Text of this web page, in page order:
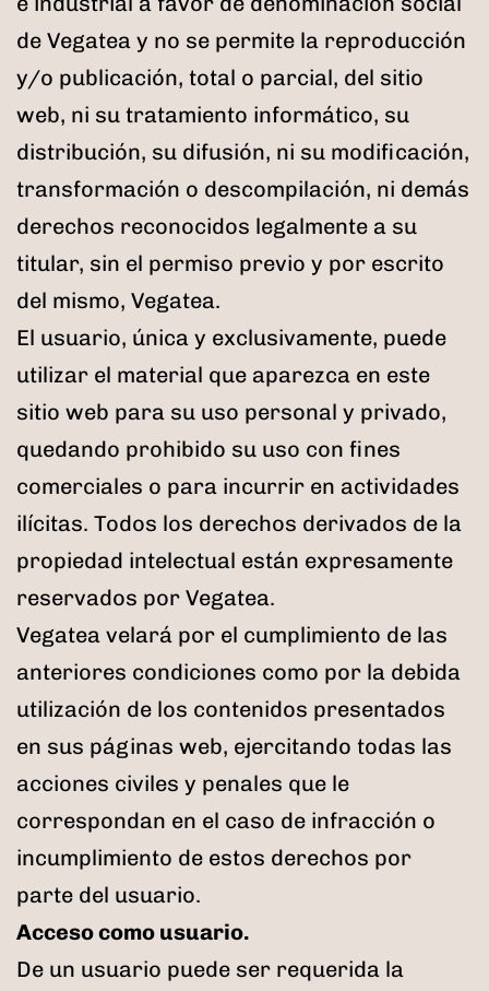
de Vegatea y no se permite la reproducción
y/o publicación, total o parcial, del sitio
web, ni su tratamiento informático, su
distribución, su difusión, ni su modificación,
transformación o descompilación, ni demás
derechos reconocidos legalmente a su
titular, sin el permiso previo y por escrito
del mismo, Vegatea.
El usuario, única y exclusivamente, puede
utilizar el material que aparezca en este
sitio web para su uso personal y privado,
quedando prohibido su uso con fines
comerciales o para incurrir en actividades
ilícitas. Todos los derechos derivados de la
propiedad intelectual están expresamente
reservados por Vegatea.
Vegatea velará por el cumplimiento de las
anteriores condiciones como por la debida
utilización de los contenidos presentados
en sus páginas web, ejercitando todas las
acciones civiles y penales que le
correspondan en el caso de infracción o
incumplimiento de estos derechos por
parte del usuario.
Acceso como usuario.
De un usuario puede ser requerida la